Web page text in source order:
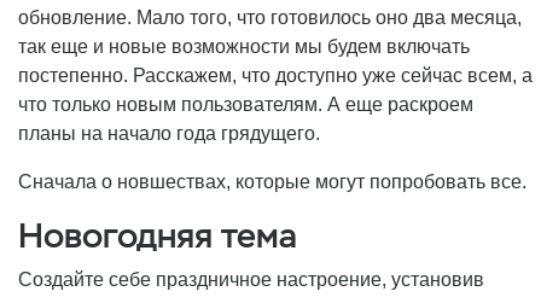
обновление. Мало того, что готовилось оно два месяца,
так еще и новые возможности мы будем включать
постепенно. Расскажем, что доступно уже сейчас всем, а
что только новым пользователям. А еще раскроем
планы на начало года грядущего.
Сначала о новшествах, которые могут попробовать все.
Новогодняя тема
Создайте себе праздничное настроение, установив